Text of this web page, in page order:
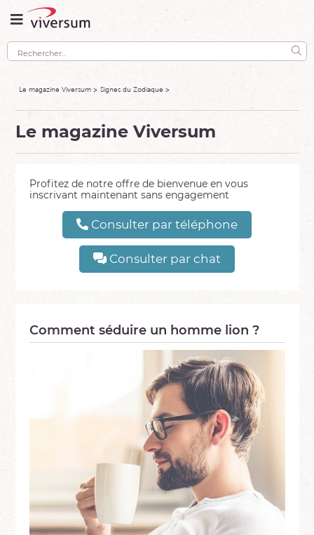
Le magazine Viversum Signes du Zodiaque
Le magazine Viversum
Profitez de notre offre de bienvenue en vous
inscrivant maintenant sans engagement
Consulter par téléphone
Consulter par chat
Comment séduire un homme lion ?